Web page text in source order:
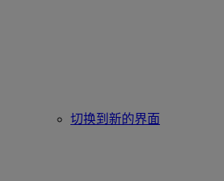
切换到新的界面